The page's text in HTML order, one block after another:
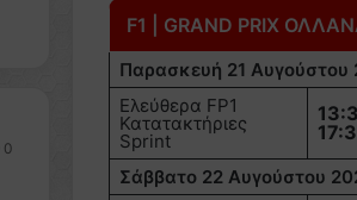
0
F1 | GRAND PRIX
Παρασκευή 21 Αυγούστου
Ελεύθερα FP1
Κατατακτήριες
Sprint
Σάββατο 22 Αυγούστου